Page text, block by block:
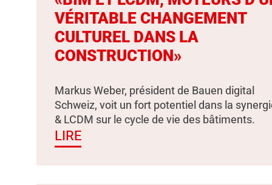
VÉRITABLE CHANGEMENT
CULTUREL DANS LA
CONSTRUCTION»
Markus Weber, président de Bauen digital
Schweiz, voit un fort potentiel dans la
& LCDM sur le cycle de vie des bâtiments.
LIRE